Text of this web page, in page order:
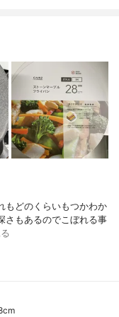
もどのくらいもつかわか
さもあるのでこぼれる事